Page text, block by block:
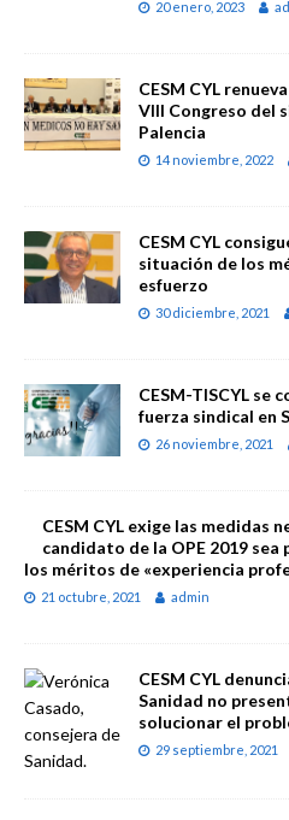
20 enero, 2023
CESM CYL
VIII Congreso del
Palencia
14 noviembre, 2022
CESM CYL
situación de los
esfuerzo
30 diciembre, 2021
CESM-TISCYL se
fuerza sindical en
26 noviembre, 2021
CESM CYL exige las medidas
candidato de la OPE 2019
los méritos de «experiencia
21 octubre, 2021 admin
CESM CYL
Sanidad no
solucionar el
29 septiembre, 2021